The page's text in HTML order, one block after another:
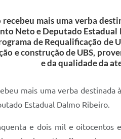
mais uma verba
Neto e Deputado
de Requalificação de
e construção de UBS,
e da qualidade da
mais uma verba
Estadual Dalmo Ribeiro.
e dois mil e oitocentos